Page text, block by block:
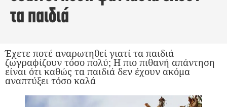
τα παιδιά
Έχετε ποτέ αναρωτηθεί γιατί τα παιδιά
ζωγραφίζουν τόσο πολύ; Η πιο πιθανή απάντηση
είναι ότι καθώς τα παιδιά δεν έχουν ακόμα
αναπτύξει τόσο καλά